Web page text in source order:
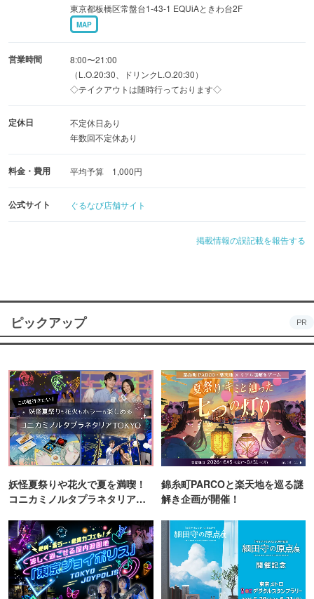
東京都板橋区常盤台1-43-1 EQUiAときわ台2F
MAP
営業時間
8:00〜21:00
（L.O.20:30、ドリンクL.O.20:30）
◇テイクアウトは随時行っております◇
定休日
不定休日あり
年数回不定休あり
料金・費用 平均予算 1,000円
公式サイト ぐるなび店舗サイト
掲載情報の誤記載を報告する
ピックアップ PR
妖怪夏祭りや花火で夏を満喫！
コニカミノルタプラネタリア
錦糸町PARCOと楽天地を巡る謎
解き企画が開催！